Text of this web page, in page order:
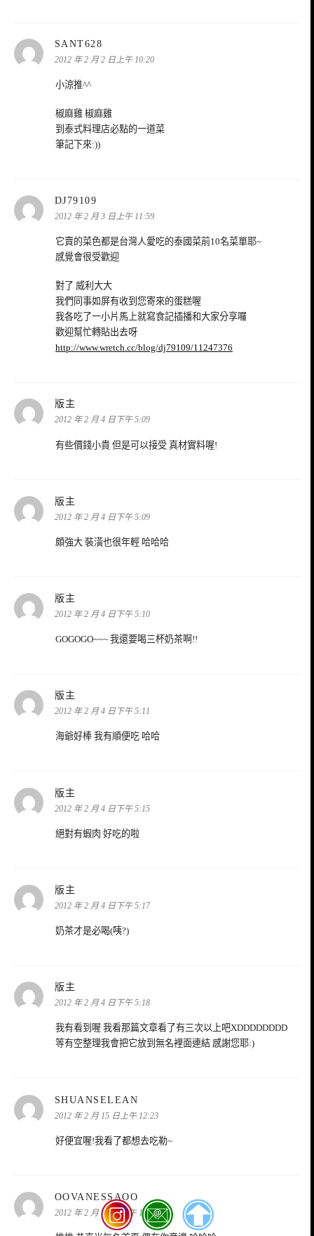
SANT628
示:
2012 年 2 月 2 日上午 10:20
小涼推^^
椒麻雞 椒麻雞
到泰式料理店必點的一道菜
筆記下來:))
DJ79109
示:
2012 年 2 月 3 日上午 11:59
它賣的菜色都是台灣人愛吃的泰國菜前10名菜單耶~
感覺會很受歡迎
對了 威利大大
我們同事如屏有收到您寄來的蛋糕喔
我各吃了一小片馬上就寫食記插播和大家分享囉
歡迎幫忙轉貼出去呀
http://www.wretch.cc/blog/dj79109/11247376
版主
示:
2012 年 2 月 4 日下午 5:09
有些價錢小貴 但是可以接受 真材實料喔!
版主
示:
2012 年 2 月 4 日下午 5:09
頗強大 裝潢也很年輕 哈哈哈
版主
示:
2012 年 2 月 4 日下午 5:10
GOGOGO~~~ 我還要喝三杯奶茶啊!!
版主
示:
2012 年 2 月 4 日下午 5:11
海爺好棒 我有順便吃 哈哈
版主
示:
2012 年 2 月 4 日下午 5:15
絕對有蝦肉 好吃的啦
版主
示:
2012 年 2 月 4 日下午 5:17
奶茶才是必喝(咦?)
版主
示:
2012 年 2 月 4 日下午 5:18
我有看到喔 我看那篇文章看了有三次以上吧XDDDDDDDD
等有空整理我會把它放到無名裡面連結 感謝您耶:)
SHUANSELEAN
示:
2012 年 2 月 15 日上午 12:23
好便宜喔!我看了都想去吃勒~
OOVANESSAOO
示:
2012 年 2 月 15 日上午 1:33